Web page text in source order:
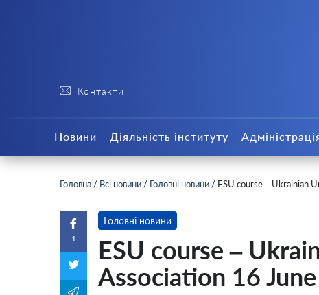
Контакти
Новини Діяльність інституту
Головна / Всі новини / Головні новини / ESU course – Ukrainian
1
Головні новини
ESU course –
Association 16